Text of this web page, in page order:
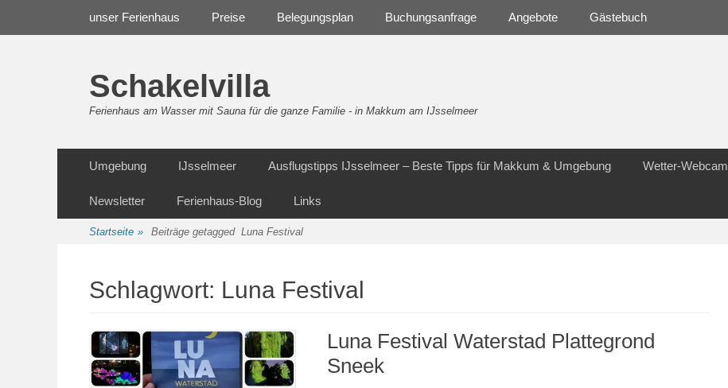
unser Ferienhaus Preise Belegungsplan Buchungsanfrage Angebote Gästebuch
Schakelvilla
Ferienhaus am Wasser mit Sauna für die ganze Familie - in Makkum am IJsselmeer
Inhalt
Umgebung IJsselmeer Ausflugstipps IJsselmeer – Beste Tipps für Makkum & Umgebung Wetter-Webcam
Newsletter Ferienhaus-Blog Links
Startseite » Beiträge getagged Luna Festival
Schlagwort: Luna Festival
Luna Festival Waterstad Plattegrond
Sneek